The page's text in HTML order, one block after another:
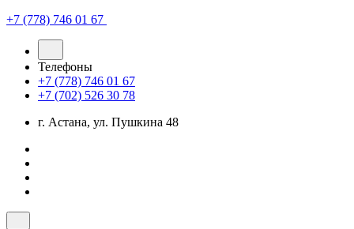
+7 (778) 746 01 67
Телефоны
+7 (778) 746 01 67
+7 (702) 526 30 78
г. Астана, ул. Пушкина 48